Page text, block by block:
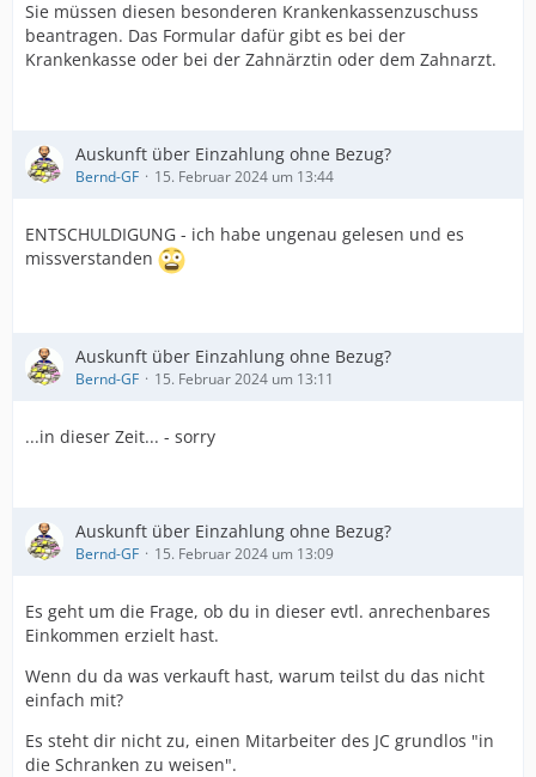
Sie müssen diesen besonderen Krankenkassenzuschuss
beantragen. Das Formular dafür gibt es bei der
Krankenkasse oder bei der Zahnärztin oder dem Zahnarzt.
Auskunft über Einzahlung ohne Bezug?
Bernd-GF 15. Februar 2024 um 13:44
ENTSCHULDIGUNG - ich habe ungenau gelesen und es
missverstanden
Auskunft über Einzahlung ohne Bezug?
Bernd-GF 15. Februar 2024 um 13:11
...in dieser Zeit... - sorry
Auskunft über Einzahlung ohne Bezug?
Bernd-GF 15. Februar 2024 um 13:09
Es geht um die Frage, ob du in dieser evtl. anrechenbares
Einkommen erzielt hast.
Wenn du da was verkauft hast, warum teilst du das nicht
einfach mit?
Es steht dir nicht zu, einen Mitarbeiter des JC grundlos "in
die Schranken zu weisen".